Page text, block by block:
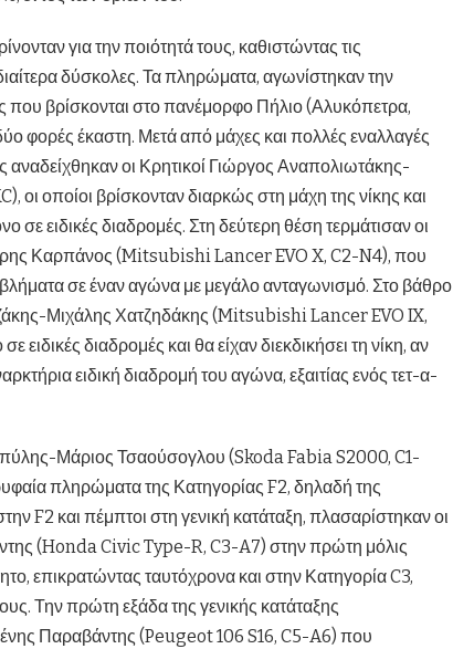
για την ποιότητά τους, καθιστώντας τις
δύσκολες. Τα πληρώματα, αγωνίστηκαν την
που βρίσκονται στο πανέμορφο Πήλιο (Αλυκόπετρα,
φορές έκαστη. Μετά από μάχες και πολλές εναλλαγές
αναδείχθηκαν οι Κρητικοί Γιώργος Αναπολιωτάκης-
οποίοι βρίσκονταν διαρκώς στη μάχη της νίκης και
ειδικές διαδρομές. Στη δεύτερη θέση τερμάτισαν οι
Καρπάνος (Mitsubishi Lancer EVO X, C2-N4), που
σε έναν αγώνα με μεγάλο ανταγωνισμό. Στο βάθρο
Μιχάλης Χατζηδάκης (Mitsubishi Lancer EVO IX,
διαδρομές και θα είχαν διεκδικήσει τη νίκη, αν
ειδική διαδρομή του αγώνα, εξαιτίας ενός τετ-α-
Μάριος Τσαούσογλου (Skoda Fabia S2000, C1-
πληρώματα της Κατηγορίας F2, δηλαδή της
F2 και πέμπτοι στη γενική κατάταξη, πλασαρίστηκαν οι
(Honda Civic Type-R, C3-A7) στην πρώτη μόλις
επικρατώντας ταυτόχρονα και στην Κατηγορία C3,
Την πρώτη εξάδα της γενικής κατάταξης
Παραβάντης (Peugeot 106 S16, C5-A6) που